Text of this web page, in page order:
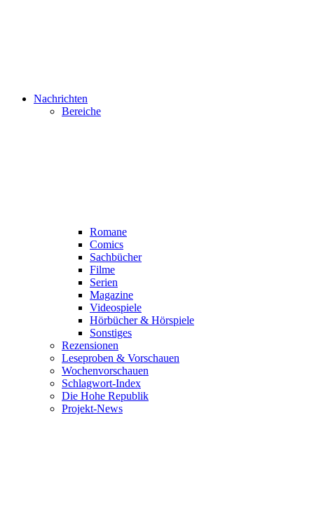
Nachrichten
Bereiche
Romane
Comics
Sachbücher
Filme
Serien
Magazine
Videospiele
Hörbücher & Hörspiele
Sonstiges
Rezensionen
Leseproben & Vorschauen
Wochenvorschauen
Schlagwort-Index
Die Hohe Republik
Projekt-News